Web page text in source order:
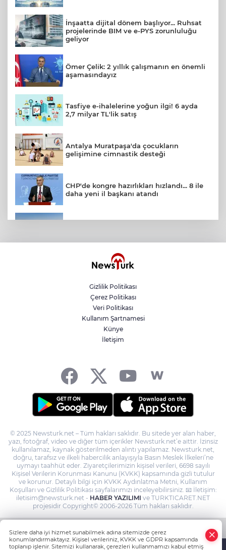
İnşaatta dijital dönem başlıyor... Ruhsat
projelerinde BIM ve e-PYS zorunluluğu
geliyor
Ömer Çelik: 2 yıllık çalışmanın en önemli
aşamasındayız
Tasfiye e-ihalelerine yoğun ilgi! 6 ayda
2,7 milyar TL'lik satış
Antalya Muratpaşa'da çocukların
gelişimine cimnastik desteği
CHP'de kongre hazırlıkları hızlandı... 8 ile
daha yeni il başkanı atandı
Satrançta Bursa farkı
Edirne Keşan'da internet üzerinden
'emniyet kemeri' dolandırıcılığı
Gizlilik Politikası
Çerez Politikası
Veri Politikası
Kullanım Şartnamesi
Künye
İletişim
© 2025 Newsturk.net – Tüm hakları saklıdır. Bu sitede yer alan haber,
yazı, fotoğraf, video ve diğer tüm içerikler Newsturk.net’e aittir. İzinsiz
kullanılamaz, kaynak gösterilmeden alıntı yapılamaz. Newsturk.net,
doğru, tarafsız ve ilkeli habercilik anlayışıyla Basın Meslek İlkeleri’ne
uymayı taahhüt eder. Ziyaretçilerimizin kişisel verileri, 6698 sayılı
Kişisel Verilerin Korunması Kanunu (KVKK) kapsamında gizli tutulur
ve korunur. Detaylı bilgi için KVKK Aydınlatma Metni, Kullanım
Koşulları ve Gizlilik Politikası sayfalarımızı inceleyebilirsiniz. 📧 İletişim:
iletisim@newsturk.net - HABER YAZILIMI ve TURKTICARET.NET
projesidir Copyright© 2006-2026 Tüm hakları saklıdır.
Sizlere daha iyi hizmet sunabilmek adına sitemizde çerez
konumlandırmaktayız. Kişisel verileriniz, KVKK ve GDPR kapsamında
toplanıp işlenir. Sitemizi kullanarak, çerezleri kullanmamızı kabul etmiş